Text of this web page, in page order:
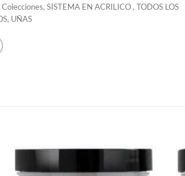
Colecciones, SISTEMA EN ACRILICO, TODOS LOS
, UÑAS